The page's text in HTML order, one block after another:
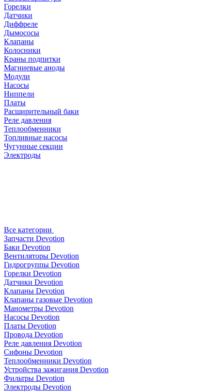
Горелки
Датчики
Диффреле
Дымососы
Клапаны
Колосники
Краны подпитки
Магниевые аноды
Модули
Насосы
Ниппели
Платы
Расширительный баки
Реле давления
Теплообменники
Топливные насосы
Чугунные секции
Электроды
Все категории
Запчасти Devotion
Баки Devotion
Вентиляторы Devotion
Гидрогруппы Devotion
Горелки Devotion
Датчики Devotion
Клапаны Devotion
Клапаны газовые Devotion
Манометры Devotion
Насосы Devotion
Платы Devotion
Провода Devotion
Реле давления Devotion
Сифоны Devotion
Теплообменники Devotion
Устройства зажигания Devotion
Фильтры Devotion
Электроды Devotion